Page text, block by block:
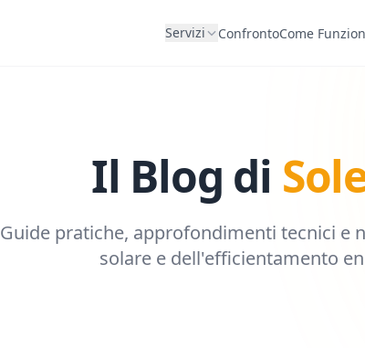
Servizi ConfrontoCome
Il Blog di
Guide pratiche, approfondimenti tecnici e
solare e dell'efficientamento